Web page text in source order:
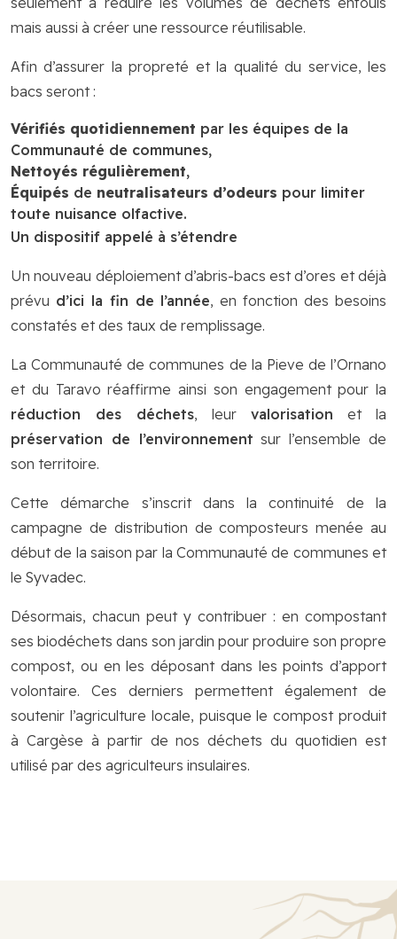
mais aussi à créer une ressource réutilisable.
Afin d’assurer la propreté et la qualité du service, les
bacs seront :
Vérifiés quotidiennement par les équipes de la
Communauté de communes,
Nettoyés régulièrement,
Équipés de neutralisateurs d’odeurs pour limiter
toute nuisance olfactive.
Un dispositif appelé à s’étendre
Un nouveau déploiement d’abris-bacs est d’ores et déjà
prévu d’ici la fin de l’année, en fonction des besoins
constatés et des taux de remplissage.
La Communauté de communes de la Pieve de l’Ornano
et du Taravo réaffirme ainsi son engagement pour la
réduction des déchets, leur valorisation et la
préservation de l’environnement sur l’ensemble de
son territoire.
Cette démarche s’inscrit dans la continuité de la
campagne de distribution de composteurs menée au
début de la saison par la Communauté de communes et
le Syvadec.
Désormais, chacun peut y contribuer : en compostant
ses biodéchets dans son jardin pour produire son propre
compost, ou en les déposant dans les points d’apport
volontaire. Ces derniers permettent également de
soutenir l’agriculture locale, puisque le compost produit
à Cargèse à partir de nos déchets du quotidien est
utilisé par des agriculteurs insulaires.